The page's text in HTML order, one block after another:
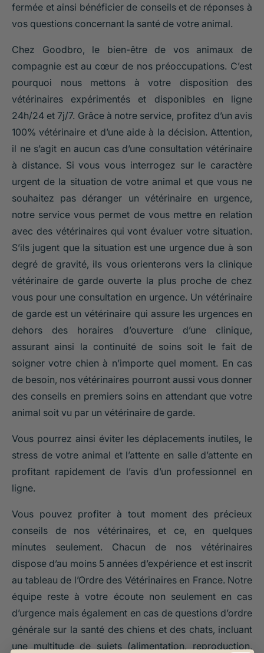
fermée et ainsi bénéficier de conseils et de réponses à
vos questions concernant la santé de votre animal.
Chez Goodbro, le bien-être de vos animaux de
compagnie est au cœur de nos préoccupations. C’est
pourquoi nous mettons à votre disposition des
vétérinaires expérimentés et disponibles en ligne
24h/24 et 7j/7. Grâce à notre service, profitez d’un avis
100% vétérinaire et d’une aide à la décision. Attention,
il ne s’agit en aucun cas d’une consultation vétérinaire
à distance. Si vous vous interrogez sur le caractère
urgent de la situation de votre animal et que vous ne
souhaitez pas déranger un vétérinaire en urgence,
notre service vous permet de vous mettre en relation
avec des vétérinaires qui vont évaluer votre situation.
S’ils jugent que la situation est une urgence due à son
degré de gravité, ils vous orienterons vers la clinique
vétérinaire de garde ouverte la plus proche de chez
vous pour une consultation en urgence. Un vétérinaire
de garde est un vétérinaire qui assure les urgences en
dehors des horaires d’ouverture d’une clinique,
assurant ainsi la continuité de soins soit le fait de
soigner votre chien à n’importe quel moment. En cas
de besoin, nos vétérinaires pourront aussi vous donner
des conseils en premiers soins en attendant que votre
animal soit vu par un vétérinaire de garde.
Vous pourrez ainsi éviter les déplacements inutiles, le
stress de votre animal et l’attente en salle d’attente en
profitant rapidement de l’avis d’un professionnel en
ligne.
Vous pouvez profiter à tout moment des précieux
conseils de nos vétérinaires, et ce, en quelques
minutes seulement. Chacun de nos vétérinaires
dispose d’au moins 5 années d’expérience et est inscrit
au tableau de l’Ordre des Vétérinaires en France. Notre
équipe reste à votre écoute non seulement en cas
d’urgence mais également en cas de questions d’ordre
générale sur la santé des chiens et des chats, incluant
une multitude de sujets (alimentation, reproduction,